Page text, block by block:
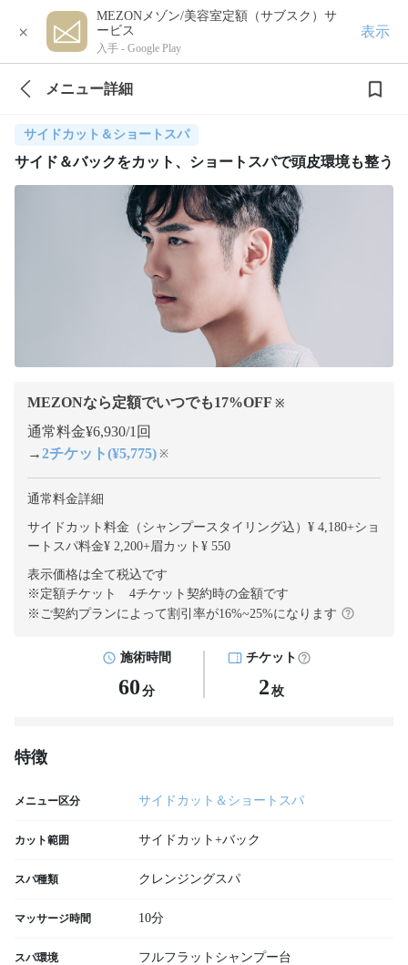
×
MEZONメゾン/美容室定額（サブスク）サ
ービス
入手 - Google Play
表示
メニュー詳細
サイドカット＆ショートスパ
サイド＆バックをカット、ショートスパで頭皮環境も整う
MEZONなら定額でいつでも17%OFF ※
通常料金¥6,930/1回
→2チケット(¥5,775) ※
通常料金詳細
サイドカット料金（シャンプースタイリング込）¥ 4,180+ショ
ートスパ料金¥ 2,200+眉カット¥ 550
表示価格は全て税込です
※定額チケット 4チケット契約時の金額です
※ご契約プランによって割引率が16%~25%になります
施術時間
60 分
チケット
2 枚
特徴
メニュー区分 サイドカット＆ショートスパ
カット範囲 サイドカット+バック
スパ種類 クレンジングスパ
マッサージ時間 10分
スパ環境 フルフラットシャンプー台